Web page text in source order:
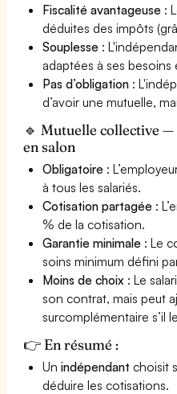
Fiscalité avantageuse :
déduites des impôts
Souplesse :
adaptées à ses
Pas d’obligation :
d’avoir une mutuelle,
🔹 Mutuelle collective
en salon
Obligatoire :
à tous les salariés.
Cotisation partagée :
% de la cotisation.
Garantie minimale : Le
soins minimum défini
Moins de choix : Le
son contrat, mais peut
surcomplémentaire s’il
👉 En résumé :
Unindépendant choisit
déduire les cotisations.